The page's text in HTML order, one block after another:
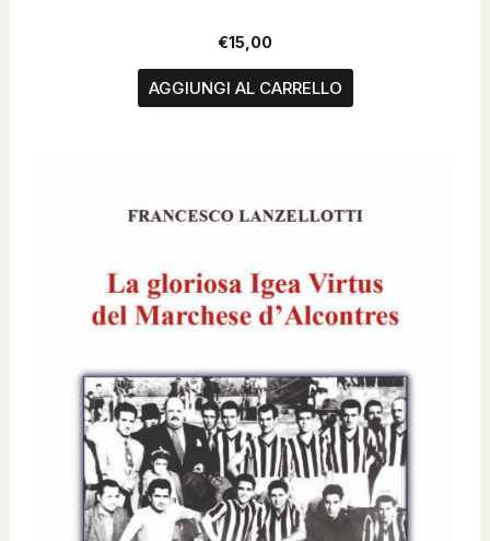
€15,00
AGGIUNGI AL CARRELLO